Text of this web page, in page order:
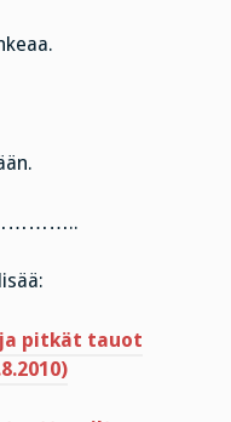
ja pitkät tauot